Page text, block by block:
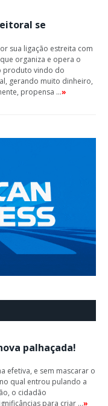
se
sua ligação estreita com
organiza e opera o
produto vindo do
gerando muito dinheiro,
propensa …»
palhaçada!
efetiva, e sem mascarar o
qual entrou pulando a
o cidadão
para criar …»